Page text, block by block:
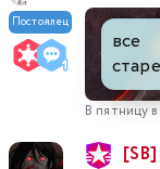
Постоялец
В пятницу
[SB]